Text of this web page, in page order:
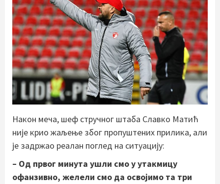
Након меча, шеф стручног штаба Славко Матић
није крио жаљење због пропуштених прилика, али
је задржао реалан поглед на ситуацију:
– Од првог минута ушли смо у утакмицу
офанзивно, желели смо да освојимо та три